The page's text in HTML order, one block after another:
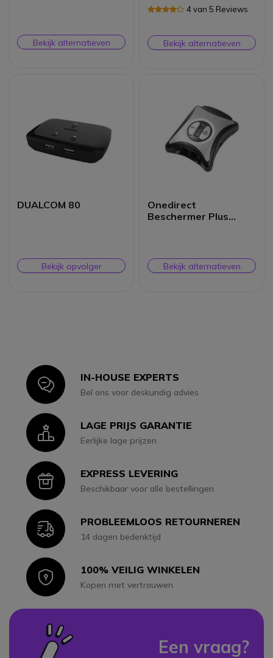
Bekijk alternatieven
4 van 5 Reviews
Bekijk alternatieven
DUALCOM 80
Bekijk opvolger
Onedirect
Beschermer Plus
Bekijk alternatieven
IconIN-HOUSE EXPERTS
Bel ons voor deskundig advies
IconLAGE PRIJS GARANTIE
Eerlijke lage prijzen
IconEXPRESS LEVERING
Beschikbaar voor alle bestellingen
IconPROBLEEMLOOS RETOURNEREN
14 dagen bedenktijd
Icon100% VEILIG WINKELEN
Kopen met vertrouwen
Een vraag?